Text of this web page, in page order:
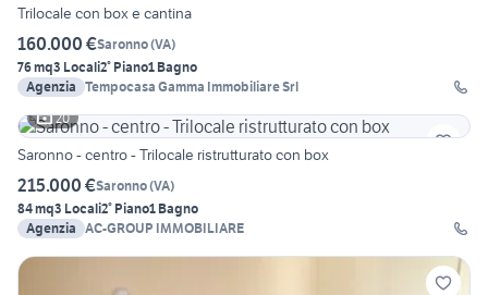
Trilocale con box e cantina
160.000 €Saronno(VA)
76 mq3 Locali2° Piano1 Bagno
Agenzia Tempocasa Gamma Immobiliare Srl
20
Saronno - centro - Trilocale ristrutturato con box
215.000 €Saronno(VA)
84 mq3 Locali2° Piano1 Bagno
Agenzia AC-GROUP IMMOBILIARE